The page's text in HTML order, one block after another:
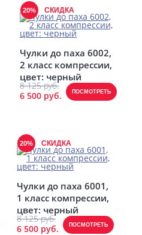
20% СКИДКА
Чулки до паха 6002,
2 класс компрессии,
цвет: черный
8 125 руб.
6 500 руб.
ПОСМОТРЕТЬ
20% СКИДКА
Чулки до паха 6001,
1 класс компрессии,
цвет: черный
8 125 руб.
6 500 руб.
ПОСМОТРЕТЬ